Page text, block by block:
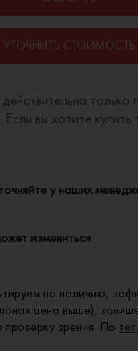
УТОЧНИТЬ СТОИМОСТЬ
только
Если вы хотите купить
у наших
измениться
по наличию,
цена выше),
проверку зрения. По